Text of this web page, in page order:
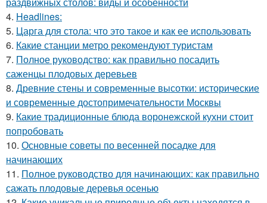
4. Headlines:
5. Царга для стола: что это такое и как ее использовать
6. Какие станции метро рекомендуют туристам
7. Полное руководство: как правильно посадить
саженцы плодовых деревьев
8. Древние стены и современные высотки: исторические
и современные достопримечательности Москвы
9. Какие традиционные блюда воронежской кухни стоит
попробовать
10. Основные советы по весенней посадке для
начинающих
11. Полное руководство для начинающих: как правильно
сажать плодовые деревья осенью